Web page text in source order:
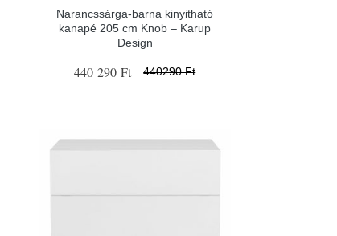
Narancssárga-barna kinyitható
kanapé 205 cm Knob – Karup
Design
440 290 Ft 440290 Ft